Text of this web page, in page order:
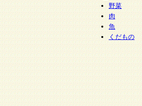
野菜
肉
魚
くだもの